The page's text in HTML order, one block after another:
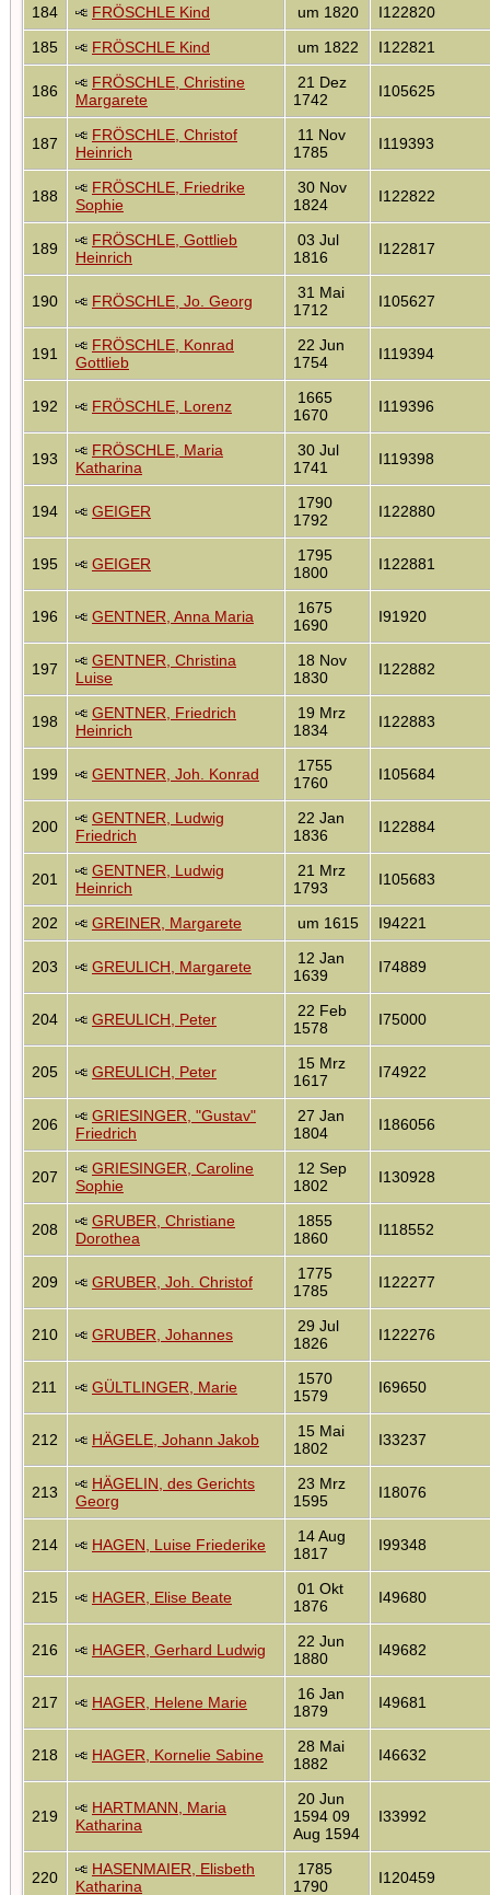
184
FRÖSCHLE Kind um 1820
I122820
185
FRÖSCHLE Kind um 1822 I122821
186
FRÖSCHLE, Christine
Margarete
21 Dez
1742
I105625
187
FRÖSCHLE, Christof
Heinrich
11 Nov
1785
I119393
188
FRÖSCHLE, Friedrike
Sophie
30 Nov
1824
I122822
189
FRÖSCHLE, Gottlieb
Heinrich
03 Jul
1816
I122817
190 FRÖSCHLE, Jo. Georg
31 Mai
1712
I105627
191
FRÖSCHLE, Konrad
Gottlieb
22 Jun
1754
I119394
192 FRÖSCHLE, Lorenz
1665
1670
I119396
193
FRÖSCHLE, Maria
Katharina
30 Jul
1741
I119398
194 GEIGER
1790
1792
I122880
195 GEIGER
1795
1800
I122881
196 GENTNER, Anna Maria
1675
1690
I91920
197
GENTNER, Christina
Luise
18 Nov
1830
I122882
198
GENTNER, Friedrich
Heinrich
19 Mrz
1834
I122883
199 GENTNER, Joh. Konrad
1755
1760
I105684
200
GENTNER, Ludwig
Friedrich
22 Jan
1836
I122884
201
GENTNER, Ludwig
Heinrich
21 Mrz
1793
I105683
202 GREINER, Margarete um 1615 I94221
203 GREULICH, Margarete
12 Jan
1639
I74889
204 GREULICH, Peter
22 Feb
1578
I75000
205 GREULICH, Peter
15 Mrz
1617
I74922
206
GRIESINGER, "Gustav"
Friedrich
27 Jan
1804
I186056
207
GRIESINGER, Caroline
Sophie
12 Sep
1802
I130928
208
GRUBER, Christiane
Dorothea
1855
1860
I118552
209 GRUBER, Joh. Christof
1775
1785
I122277
210 GRUBER, Johannes
29 Jul
1826
I122276
211 GÜLTLINGER, Marie
1570
1579
I69650
212 HÄGELE, Johann Jakob
15 Mai
1802
I33237
213
HÄGELIN, des Gerichts
Georg
23 Mrz
1595
I18076
214 HAGEN, Luise Friederike
14 Aug
1817
I99348
215 HAGER, Elise Beate
01 Okt
1876
I49680
216 HAGER, Gerhard Ludwig
22 Jun
1880
I49682
217 HAGER, Helene Marie
16 Jan
1879
I49681
218 HAGER, Kornelie Sabine
28 Mai
1882
I46632
219
HARTMANN, Maria
Katharina
20 Jun
1594 09
Aug 1594
I33992
220
HASENMAIER, Elisbeth
Katharina
1785
1790
I120459